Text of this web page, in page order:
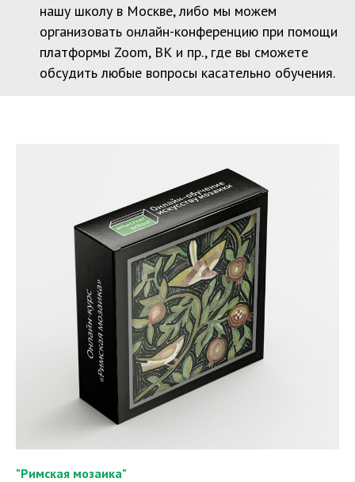
нашу школу в Москве, либо мы можем
организовать онлайн-конференцию при помощи
платформы Zoom, ВК и пр., где вы сможете
обсудить любые вопросы касательно обучения.
"Римская мозаика"